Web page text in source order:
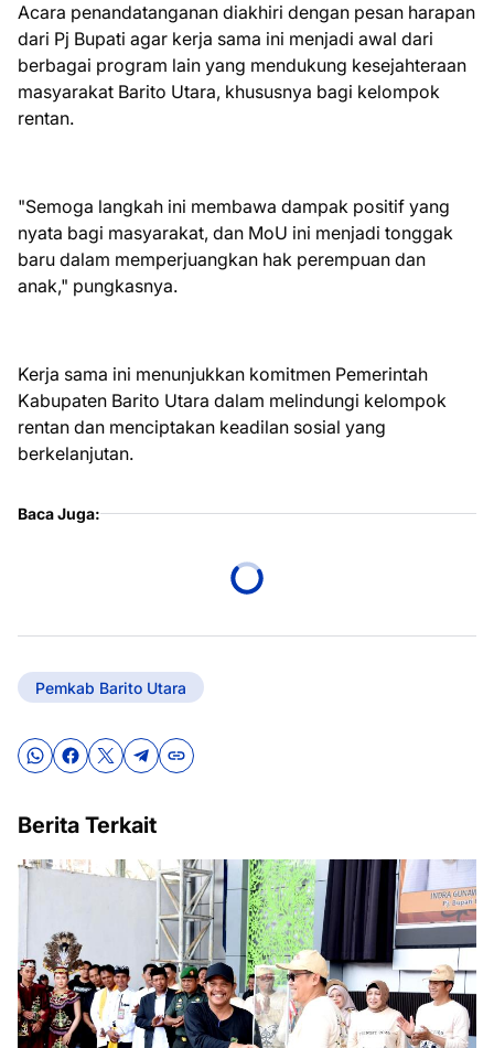
Acara penandatanganan diakhiri dengan pesan harapan
dari Pj Bupati agar kerja sama ini menjadi awal dari
berbagai program lain yang mendukung kesejahteraan
masyarakat Barito Utara, khususnya bagi kelompok
rentan.
"Semoga langkah ini membawa dampak positif yang
nyata bagi masyarakat, dan MoU ini menjadi tonggak
baru dalam memperjuangkan hak perempuan dan
anak," pungkasnya.
Kerja sama ini menunjukkan komitmen Pemerintah
Kabupaten Barito Utara dalam melindungi kelompok
rentan dan menciptakan keadilan sosial yang
berkelanjutan.
Baca Juga:
Pemkab Barito Utara
Berita Terkait